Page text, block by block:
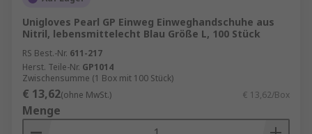
schädlicher Substanzen, z. B. Stäuben,
Flüssigkeiten und Dämpfen. Atemschutz
umfasst Einweg-Atemschutzmasken und
Atemschutzmasken (FFP1, FFP2, FFP3).
Kopfschutzausrüstung - Es ist wichtig, dass
Ihr Kopf in allen Umgebungen angemessen
geschützt ist. Zur Kopfschutzausrüstung
gehören Produkte wie Anstoßkappen,
Unigloves Pearl GP Einweg Einweghandschuhe aus
Nitril, lebensmittelecht Blau Größe L, 100 Stück
RS Best.-Nr. 611-217
Herst. Teile-Nr. GP1014
Zwischensumme (1 Box mit 100 Stück)
€ 13,62(ohne MwSt.) € 13,62/Box
Menge